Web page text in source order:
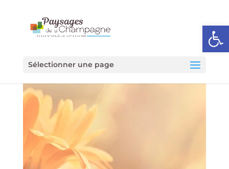
Ouvrir
Sélectionner une page